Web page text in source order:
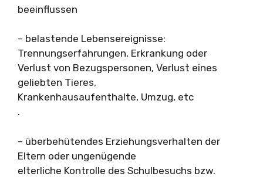
beeinflussen
– belastende Lebensereignisse:
Trennungserfahrungen, Erkrankung oder
Verlust von Bezugspersonen, Verlust eines
geliebten Tieres,
Krankenhausaufenthalte, Umzug, etc
.
– überbehütendes Erziehungsverhalten der
Eltern oder ungenügende
elterliche Kontrolle des Schulbesuchs bzw.